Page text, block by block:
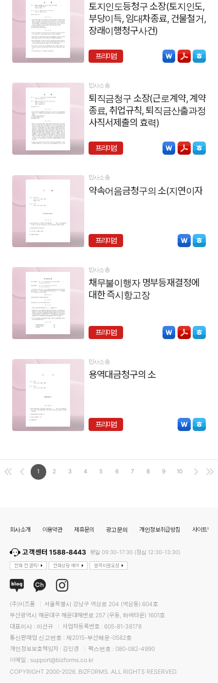
토지인도등청구 소장(토지인도,
부당이득, 임대차종료, 건물철거,
장래이행청구사건)
프리미엄
민사소송
퇴직금청구 소장(근로계약, 계약
종료, 취업규칙, 퇴직금산출과정,
사직서제출의 효력)
프리미엄
민사소송
약속어음금청구의 소(지연이자)
프리미엄
민사소송
채무불이행자 명부등재결정에
대한 즉시항고장
프리미엄
민사소송
용역대금청구의 소
프리미엄
1 2 3 4 5 6 7 8 9 10
회사소개 이용약관 제휴문의 광고문의 개인정보취급방침 사이트맵
고객센터 1588-8443 평일 09:30-17:30 (점심 12:30-13:30)
전화 전 클릭! 전화상담 예약 원격지원요청
(주)비즈폼
서울특별시 강남구 역삼로 204 (역삼동) 604호
부산광역시 해운대구 해운대해변로 257 (우동, 하버타운) 1601호
대표이사 : 이선규
사업자등록번호 : 605-81-38178
통신판매업 신고번호 : 제2015-부산해운-0582호
개인정보보호책임자 : 김민경
팩스번호 : 080-082-4990
이메일 : support@bizforms.co.kr
COPYRIGHT 2000-2026. BIZFORMS. ALL RIGHTS RESERVED.